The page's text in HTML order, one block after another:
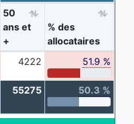
50
ans et
+
% des
allocataires
4222 51.9 %
55275 50.3 %